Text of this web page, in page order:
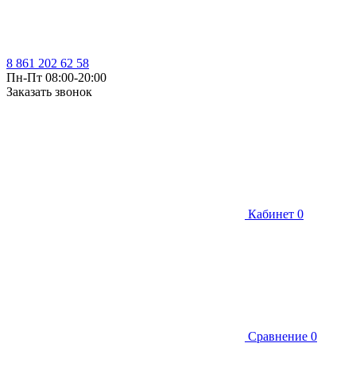
8 861 202 62 58
Пн-Пт 08:00-20:00
Заказать звонок
Кабинет 0
Сравнение 0